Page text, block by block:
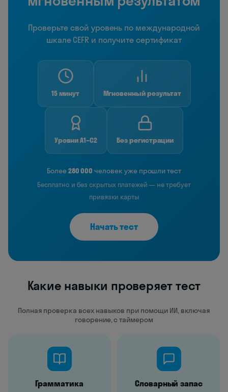
Проверьте свой уровень по международной
шкале CEFR и получите сертификат
15 минут Мгновенный результат
Уровни A1–C2 Без регистрации
Более280 000 человек уже прошли тест
Бесплатно и без скрытых платежей — не требует
привязки карты
Начать тест
Какие навыки проверяет тест
Полная проверка всех навыков при помощи ИИ, включая
говорение, с таймером
Грамматика Словарный запас